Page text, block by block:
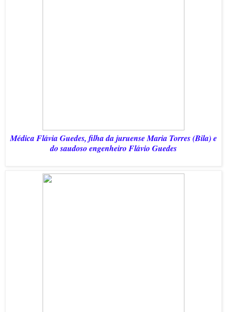
Médica Flávia Guedes, filha da juruense Maria Torres (Bila) e
do saudoso engenheiro Flávio Guedes